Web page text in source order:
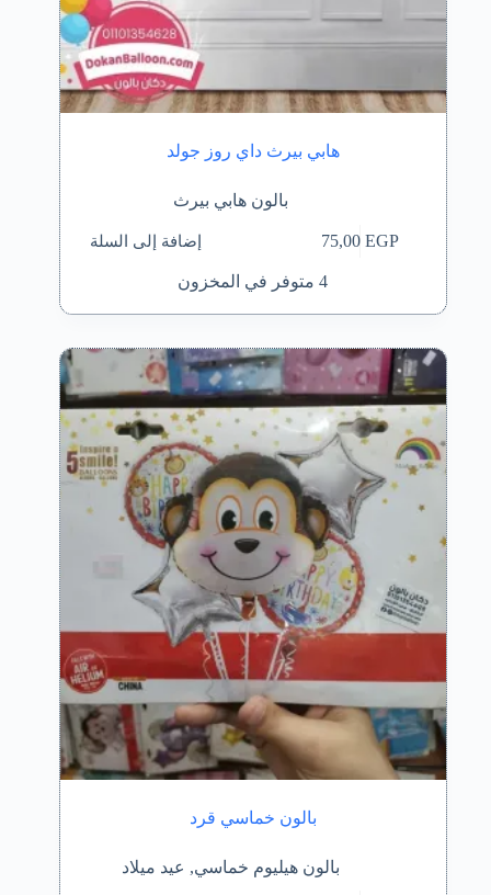
هابي بيرث داي روز جولد
بالون هابي بيرث
75,00EGP إضافة إلى السلة
4 متوفر في المخزون
بالون خماسي قرد
بالون هيليوم خماسي, عيد ميلاد